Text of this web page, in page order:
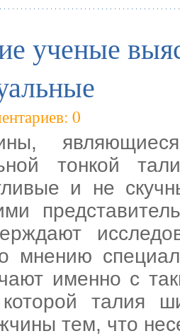
ученые
0
являющиеся
тонкой
и не
мнению
именно с
талия
тем, что